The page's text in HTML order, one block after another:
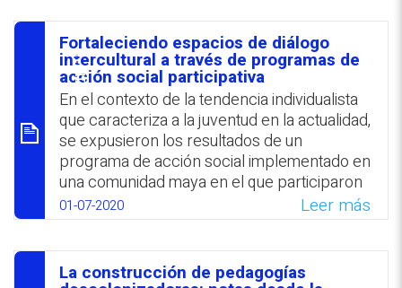
REPOSITORIO EN LÍNEA DE
CONTENIDOS ACADÉMICOS SOBRE
EDUCACIÓN Y FORMACIÓN DEL
PROFESORADO סיכום
Fortaleciendo espacios de diálogo
intercultural a través de programas de
acción social participativa
En el contexto de la tendencia individualista
que caracteriza a la juventud en la actualidad,
se expusieron los resultados de un
programa de acción social implementado en
una comunidad maya en el que participaron
estudiantes universitarios mexicano,
enmarcado en la teoría de la educación no
formal. El aprendizaje servicio se encaró
como «una estrategia de investigación-
01-07-2020 Leer más
La construcción de pedagogías